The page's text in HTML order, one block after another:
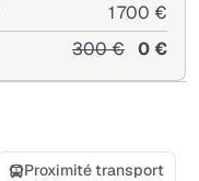
1 700 €
300 € 0 €
Proximité transport